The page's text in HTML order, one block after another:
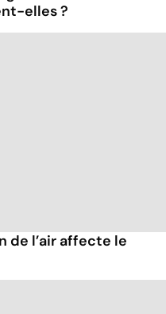
elles ?
de l’air affecte le